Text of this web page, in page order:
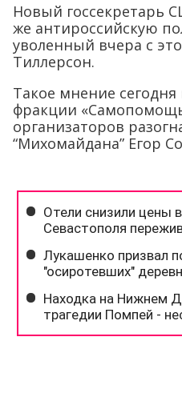
Новый госсекретарь
же антироссийскую
уволенный вчера с
Тиллерсон.
Такое мнение
фракции
организаторов
“Михомайдана” Егор